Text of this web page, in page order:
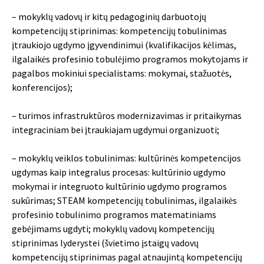
– mokyklų vadovų ir kitų pedagoginių darbuotojų
kompetencijų stiprinimas: kompetencijų tobulinimas
įtraukiojo ugdymo įgyvendinimui (kvalifikacijos kėlimas,
ilgalaikės profesinio tobulėjimo programos mokytojams ir
pagalbos mokiniui specialistams: mokymai, stažuotės,
konferencijos);
– turimos infrastruktūros modernizavimas ir pritaikymas
integraciniam bei įtraukiajam ugdymui organizuoti;
– mokyklų veiklos tobulinimas: kultūrinės kompetencijos
ugdymas kaip integralus procesas: kultūrinio ugdymo
mokymai ir integruoto kultūrinio ugdymo programos
sukūrimas; STEAM kompetencijų tobulinimas, ilgalaikės
profesinio tobulinimo programos matematiniams
gebėjimams ugdyti; mokyklų vadovų kompetencijų
stiprinimas lyderystei (švietimo įstaigų vadovų
kompetencijų stiprinimas pagal atnaujintą kompetencijų